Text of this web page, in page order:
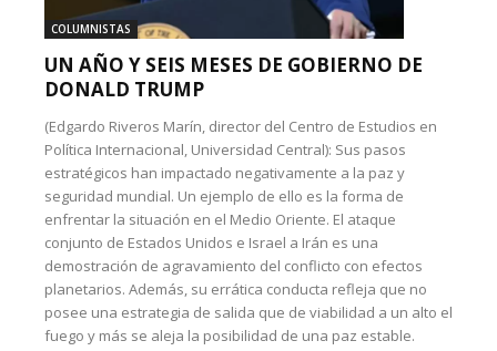
COLUMNISTAS
UN AÑO Y SEIS MESES DE GOBIERNO DE
DONALD TRUMP
(Edgardo Riveros Marín, director del Centro de Estudios en
Política Internacional, Universidad Central): Sus pasos
estratégicos han impactado negativamente a la paz y
seguridad mundial. Un ejemplo de ello es la forma de
enfrentar la situación en el Medio Oriente. El ataque
conjunto de Estados Unidos e Israel a Irán es una
demostración de agravamiento del conflicto con efectos
planetarios. Además, su errática conducta refleja que no
posee una estrategia de salida que de viabilidad a un alto el
fuego y más se aleja la posibilidad de una paz estable.